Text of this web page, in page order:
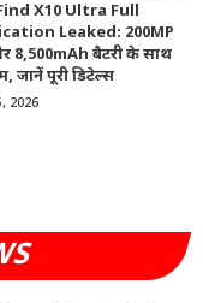
X10 Ultra Full
Leaked: 200MP
8,500mAh बैटरी के साथ
जानें पूरी डिटेल्स
2026